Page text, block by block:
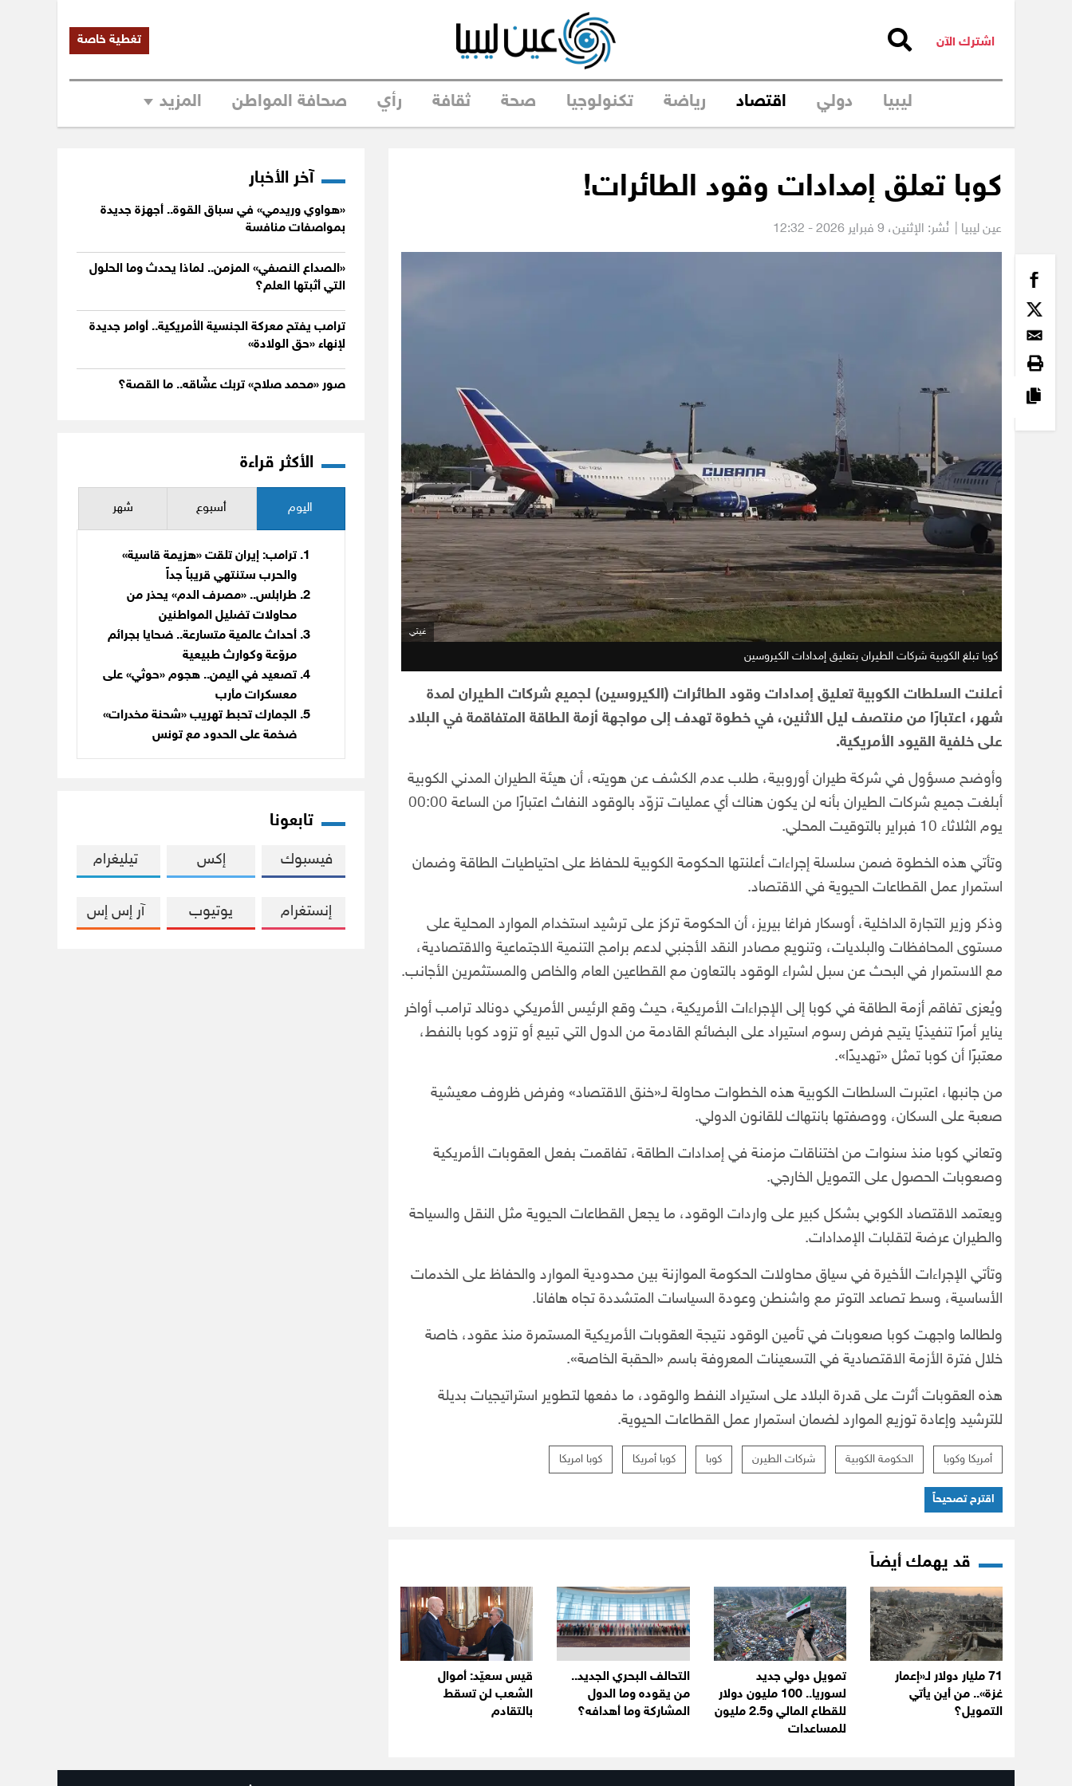
اشترك الآن تغطية خاصة
ليبيا دولي اقتصاد رياضة تكنولوجيا صحة ثقافة رأي صحافة المواطن المزيد
كوبا تعلق إمدادات وقود الطائرات!
عين ليبيا | نُشر: الإثنين،
غيتي
كوبا تبلغ الكوبية شركات الطيران بتعليق إمدادات الكيروسين
أعلنت السلطات الكوبية تعليق إمدادات وقود الطائرات (الكيروسين) لجميع شركات الطيران لمدة
شهر، اعتبارًا من منتصف ليل الاثنين، في خطوة تهدف إلى مواجهة أزمة الطاقة المتفاقمة في البلاد
على خلفية القيود الأمريكية.
وأوضح مسؤول في شركة طيران أوروبية، طلب عدم الكشف عن هويته، أن هيئة الطيران المدني الكوبية
أبلغت جميع شركات الطيران بأنه لن يكون هناك أي عمليات تزوّد بالوقود النفاث اعتبارًا من الساعة 00:00
يوم الثلاثاء 10 فبراير بالتوقيت المحلي.
وتأتي هذه الخطوة ضمن سلسلة إجراءات أعلنتها الحكومة الكوبية للحفاظ على احتياطيات الطاقة وضمان
استمرار عمل القطاعات الحيوية في الاقتصاد.
وذكر وزير التجارة الداخلية، أوسكار فراغا بيريز، أن الحكومة تركز على ترشيد استخدام الموارد المحلية على
مستوى المحافظات والبلديات، وتنويع مصادر النقد الأجنبي لدعم برامج التنمية الاجتماعية والاقتصادية،
مع الاستمرار في البحث عن سبل لشراء الوقود بالتعاون مع القطاعين العام والخاص والمستثمرين الأجانب.
ويُعزى تفاقم أزمة الطاقة في كوبا إلى الإجراءات الأمريكية، حيث وقع الرئيس الأمريكي دونالد ترامب أواخر
يناير أمرًا تنفيذيًا يتيح فرض رسوم استيراد على البضائع القادمة من الدول التي تبيع أو تزود كوبا بالنفط،
معتبرًا أن كوبا تمثل «تهديدًا».
من جانبها، اعتبرت السلطات الكوبية هذه الخطوات محاولة لـ«خنق الاقتصاد» وفرض ظروف معيشية
صعبة على السكان، ووصفتها بانتهاك للقانون الدولي.
وتعاني كوبا منذ سنوات من اختناقات مزمنة في إمدادات الطاقة، تفاقمت بفعل العقوبات الأمريكية
وصعوبات الحصول على التمويل الخارجي.
ويعتمد الاقتصاد الكوبي بشكل كبير على واردات الوقود، ما يجعل القطاعات الحيوية مثل النقل والسياحة
والطيران عرضة لتقلبات الإمدادات.
وتأتي الإجراءات الأخيرة في سياق محاولات الحكومة الموازنة بين محدودية الموارد والحفاظ على الخدمات
الأساسية، وسط تصاعد التوتر مع واشنطن وعودة السياسات المتشددة تجاه هافانا.
ولطالما واجهت كوبا صعوبات في تأمين الوقود نتيجة العقوبات الأمريكية المستمرة منذ عقود، خاصة
خلال فترة الأزمة الاقتصادية في التسعينات المعروفة باسم «الحقبة الخاصة».
هذه العقوبات أثرت على قدرة البلاد على استيراد النفط والوقود، ما دفعها لتطوير استراتيجيات بديلة
للترشيد وإعادة توزيع الموارد لضمان استمرار عمل القطاعات الحيوية.
أمريكا وكوبا الحكومة الكوبية شركات الطيرن كوبا كوبا أمريكا كوبا امريكا
اقترح تصحيحاً
قد يهمك أيضاً
71 مليار دولار لـ«إعمار
غزة».. من أين يأتي
التمويل؟
تمويل دولي جديد
لسوريا.. 100 مليون دولار
للقطاع المالي و2.5 مليون
للمساعدات
التحالف البحري الجديد..
من يقوده وما الدول
المشاركة وما أهدافه؟
قيس سعيّد: أموال
الشعب لن تسقط
بالتقادم
آخر الأخبار
«هواوي وريدمي» في سباق القوة.. أجهزة جديدة
بمواصفات منافسة
«الصداع النصفي» المزمن.. لماذا يحدث وما الحلول
التي أثبتها العلم؟
ترامب يفتح معركة الجنسية الأمريكية.. أوامر جديدة
لإنهاء «حق الولادة»
صور «محمد صلاح» تربك عشّاقه.. ما القصة؟
الأكثر قراءة
اليوم أسبوع شهر
ترامب: إيران تلقت «هزيمة قاسية»
والحرب ستنتهي قريباً جداً
طرابلس.. «مصرف الدم» يحذر من
محاولات تضليل المواطنين
أحداث عالمية متسارعة.. ضحايا بجرائم
مروّعة وكوارث طبيعية
تصعيد في اليمن.. هجوم «حوثي» على
معسكرات مأرب
الجمارك تحبط تهريب «شحنة مخدرات»
ضخمة على الحدود مع تونس
تابعونا
فيسبوك إكس تيليغرام
إنستغرام يوتيوب آر إس إس